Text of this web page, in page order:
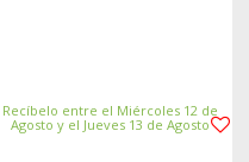
Recíbelo entre el Miércoles 12 de
Agosto y el Jueves 13 de Agosto